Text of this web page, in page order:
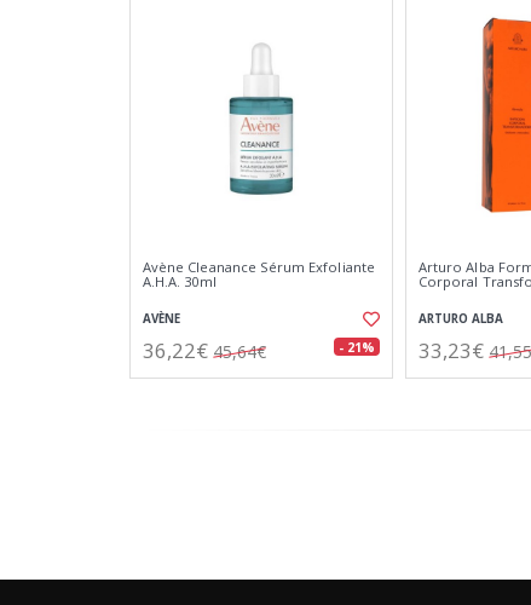
Avène Cleanance Sérum Exfoliante
A.H.A. 30ml
AVÈNE
36,22€ 45,64€ - 21%
Arturo Alba
Corporal
ARTURO ALBA
33,23€